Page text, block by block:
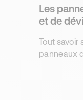
Les
et de
Tout savoir
panneaux